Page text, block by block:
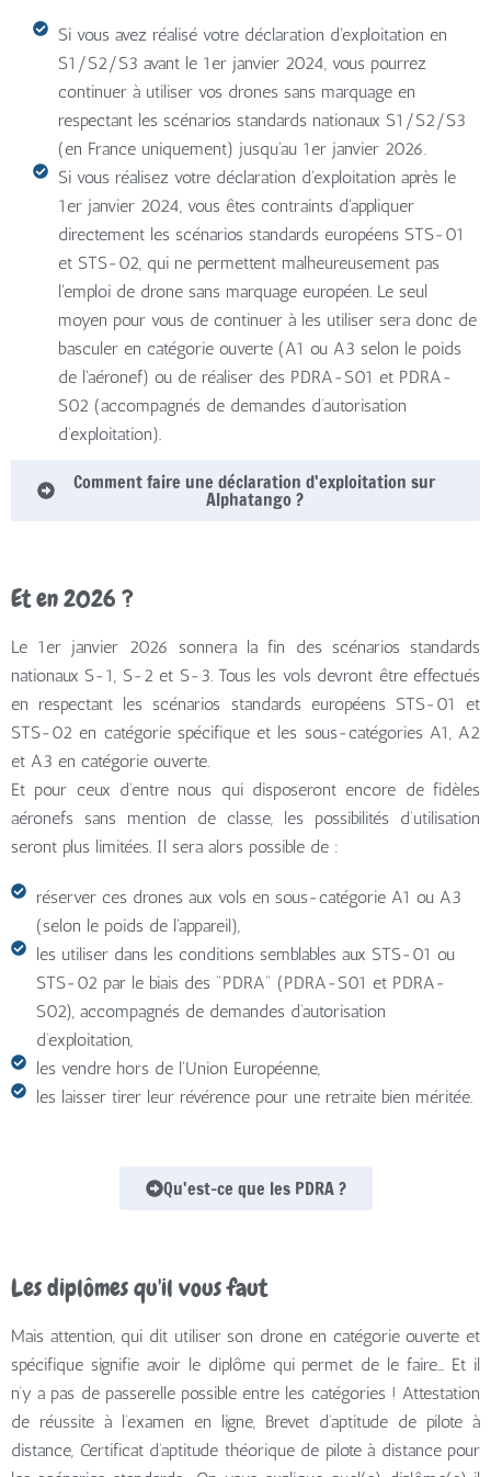
Si vous avez réalisé votre déclaration d'exploitation en
S1/S2/S3 avant le 1er janvier 2024, vous pourrez
continuer à utiliser vos drones sans marquage en
respectant les scénarios standards nationaux S1/S2/S3
(en France uniquement) jusqu'au 1er janvier 2026.
Si vous réalisez votre déclaration d'exploitation après le
1er janvier 2024, vous êtes contraints d'appliquer
directement les scénarios standards européens STS-01
et STS-02, qui ne permettent malheureusement pas
l'emploi de drone sans marquage européen. Le seul
moyen pour vous de continuer à les utiliser sera donc de
basculer en catégorie ouverte (A1 ou A3 selon le poids
de l'aéronef) ou de réaliser des PDRA-S01 et PDRA-
S02 (accompagnés de demandes d’autorisation
d’exploitation).
Comment faire une déclaration d'exploitation sur
Alphatango ?
Et en 2026 ?
Le 1er janvier 2026 sonnera la fin des scénarios standards
nationaux S-1, S-2 et S-3. Tous les vols devront être effectués
en respectant les scénarios standards européens STS-01 et
STS-02 en catégorie spécifique et les sous-catégories A1, A2
et A3 en catégorie ouverte.
Et pour ceux d’entre nous qui disposeront encore de fidèles
aéronefs sans mention de classe, les possibilités d’utilisation
seront plus limitées. Il sera alors possible de :
réserver ces drones aux vols en sous-catégorie A1 ou A3
(selon le poids de l'appareil),
les utiliser dans les conditions semblables aux STS-01 ou
STS-02 par le biais des "PDRA" (PDRA-S01 et PDRA-
S02), accompagnés de demandes d’autorisation
d’exploitation,
les vendre hors de l'Union Européenne,
les laisser tirer leur révérence pour une retraite bien méritée.
Qu'est-ce que les PDRA ?
Les diplômes qu'il vous faut
Mais attention, qui dit utiliser son drone en catégorie ouverte et
spécifique signifie avoir le diplôme qui permet de le faire… Et il
n’y a pas de passerelle possible entre les catégories ! Attestation
de réussite à l’examen en ligne, Brevet d’aptitude de pilote à
distance, Certificat d’aptitude théorique de pilote à distance pour